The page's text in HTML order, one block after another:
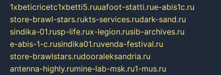
1xbeticricetc1xbetti5.ruuafoot-statti.rue-abis1c.ru
store-brawl-stars.rukts-services.rudark-sand.ru
sindika-01.rusp-life.rux-legion.rusib-archives.ru
e-abis-1-c.rusindika01.ruvenda-festival.ru
store-brawlstars.rudooraleksandria.ru
antenna-highly.rumine-lab-msk.ru1-mus.ru